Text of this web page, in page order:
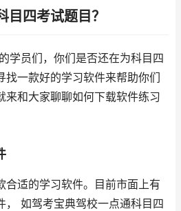
目四考试题目？
学员们，你们是否还在为科目四
找一款好的学习软件来帮助你们
来和大家聊聊如何下载软件练习
合适的学习软件。目前市面上有
， 如驾考宝典驾校一点通科目四